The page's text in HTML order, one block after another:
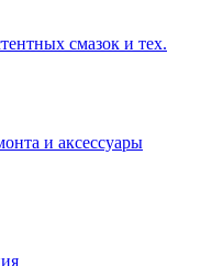
смазок и тех.
и аксессуары